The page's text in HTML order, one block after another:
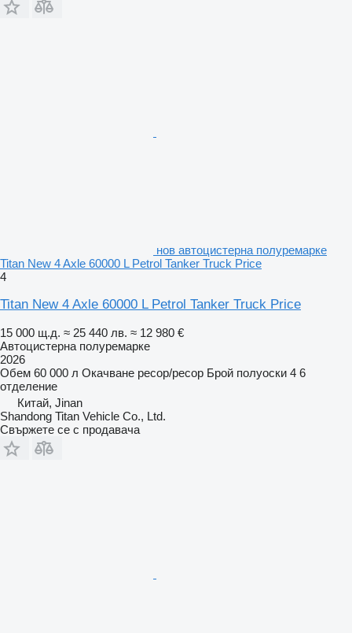
нов автоцистерна полуремарке
Titan New 4 Axle 60000 L Petrol Tanker Truck Price
4
Titan New 4 Axle 60000 L Petrol Tanker Truck Price
15 000 щ.д. ≈ 25 440 лв. ≈ 12 980 €
Автоцистерна полуремарке
2026
Обем 60 000 л Окачване ресор/ресор Брой полуоски 4 6
отделение
Китай, Jinan
Shandong Titan Vehicle Co., Ltd.
Свържете се с продавача